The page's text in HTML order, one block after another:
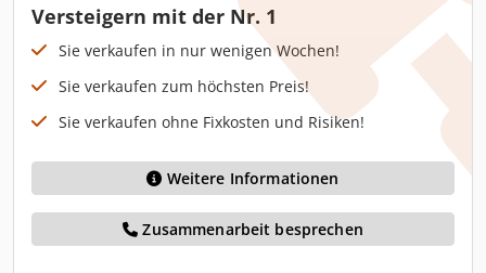
Versteigern mit der Nr. 1
Sie verkaufen in nur wenigen Wochen!
Sie verkaufen zum höchsten Preis!
Sie verkaufen ohne Fixkosten und Risiken!
Weitere Informationen
Zusammenarbeit besprechen